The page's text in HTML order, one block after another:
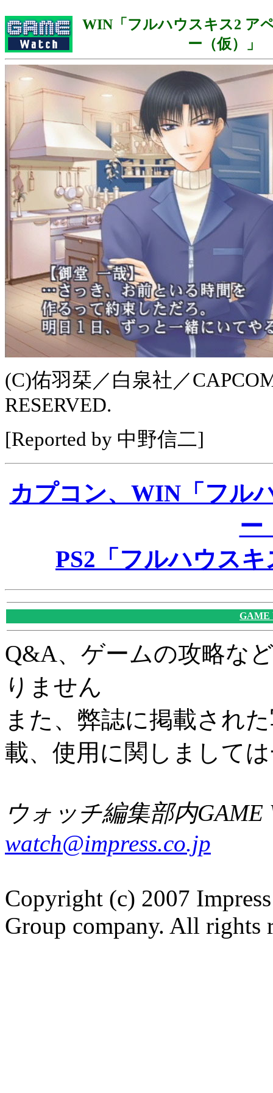
WIN「フルハウスキス2 ア
ー（仮）」
(C)佑羽栞／白泉社／
RESERVED.
[Reported by 中野信二]
カプコン、WIN「フル
ー
PS2「フルハウス
GAME
Q&A、ゲームの攻略な
りません
また、弊誌に掲載され
載、使用に関しまして
ウォッチ編集部内GAME
watch@impress.co.jp
Copyright (c) 2007
Group company. All rights